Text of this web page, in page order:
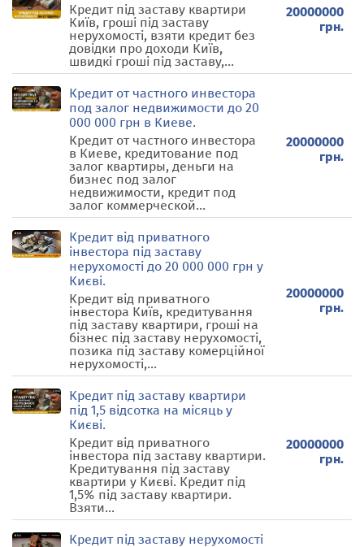
Кредит під заставу квартири
Київ, гроші під заставу
нерухомості, взяти кредит без
довідки про доходи Київ,
швидкі гроші під заставу,...
20000000
грн.
Кредит от частного инвестора
под залог недвижимости до 20
000 000 грн в Киеве.
Кредит от частного инвестора
в Киеве, кредитование под
залог квартиры, деньги на
бизнес под залог
недвижимости, кредит под
залог коммерческой...
20000000
грн.
Кредит від приватного
інвестора під заставу
нерухомості до 20 000 000 грн у
Києві.
Кредит від приватного
інвестора Київ, кредитування
під заставу квартири, гроші на
бізнес під заставу нерухомості,
позика під заставу комерційної
нерухомості,...
20000000
грн.
Кредит під заставу квартири
під 1,5 відсотка на місяць у
Києві.
Кредит від приватного
інвестора під заставу квартири.
Кредитування під заставу
квартири у Києві. Кредит під
1,5% під заставу квартири.
Взяти...
20000000
грн.
Кредит під заставу нерухомості